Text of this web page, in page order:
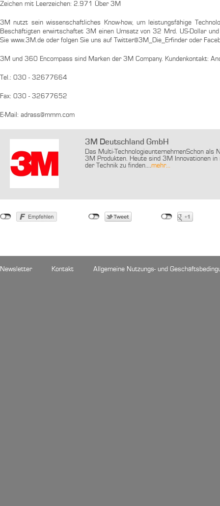
Zeichen mit Leerzeichen: 2.971 Über 3M
3M nutzt sein wissenschaftliches Know-how, um leistungsfähige
Beschäftigten erwirtschaftet 3M einen Umsatz von 32 Mrd. US-Dollar
Sie www.3M.de oder folgen Sie uns auf Twitter@3M_Die_Erfinder oder
3M und 360 Encompass sind Marken der 3M Company. Kundenkontakt:
Tel.: 030 - 32677664
Fax: 030 - 32677652
E-Mail: adrass@mmm.com
3M Deutschland GmbH
Das Multi-TechnologieunternehmenSchon
3M Produkten. Heute sind 3M Innovationen
der Technik zu finden....mehr...
Newsletter Kontakt Allgemeine Nutzungs- und